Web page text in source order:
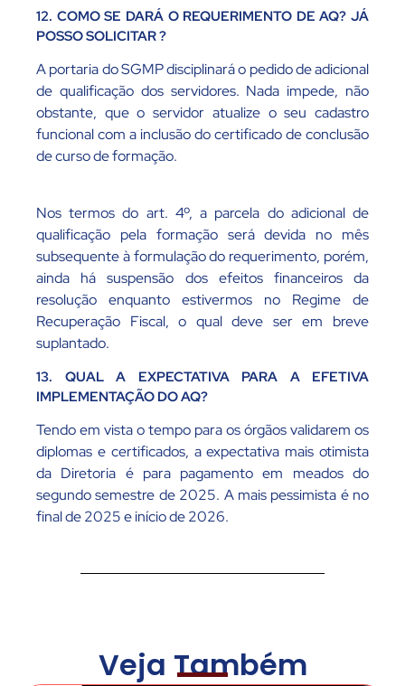
12. COMO SE DARÁ O REQUERIMENTO DE AQ? JÁ
POSSO SOLICITAR ?
A portaria do SGMP disciplinará o pedido de adicional
de qualificação dos servidores. Nada impede, não
obstante, que o servidor atualize o seu cadastro
funcional com a inclusão do certificado de conclusão
de curso de formação.
Nos termos do art. 4º, a parcela do adicional de
qualificação pela formação será devida no mês
subsequente à formulação do requerimento, porém,
ainda há suspensão dos efeitos financeiros da
resolução enquanto estivermos no Regime de
Recuperação Fiscal, o qual deve ser em breve
suplantado.
13. QUAL A EXPECTATIVA PARA A EFETIVA
IMPLEMENTAÇÃO DO AQ?
Tendo em vista o tempo para os órgãos validarem os
diplomas e certificados, a expectativa mais otimista
da Diretoria é para pagamento em meados do
segundo semestre de 2025. A mais pessimista é no
final de 2025 e início de 2026.
Veja Também